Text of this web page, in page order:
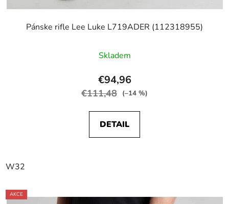
Pánske rifle Lee Luke L719ADER (112318955)
Skladem
€94,96
€111,48 (–14 %)
DETAIL
W32
AKCE